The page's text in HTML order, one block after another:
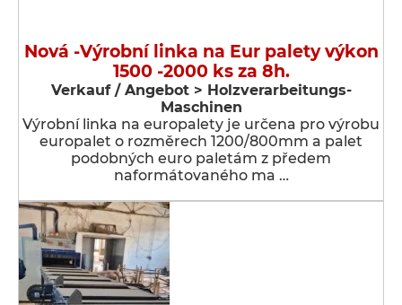
Nová -Výrobní linka na Eur palety výkon
1500 -2000 ks za 8h.
Verkauf / Angebot > Holzverarbeitungs-
Maschinen
Výrobní linka na europalety je určena pro výrobu
europalet o rozměrech 1200/800mm a palet
podobných euro paletám z předem
naformátovaného ma …